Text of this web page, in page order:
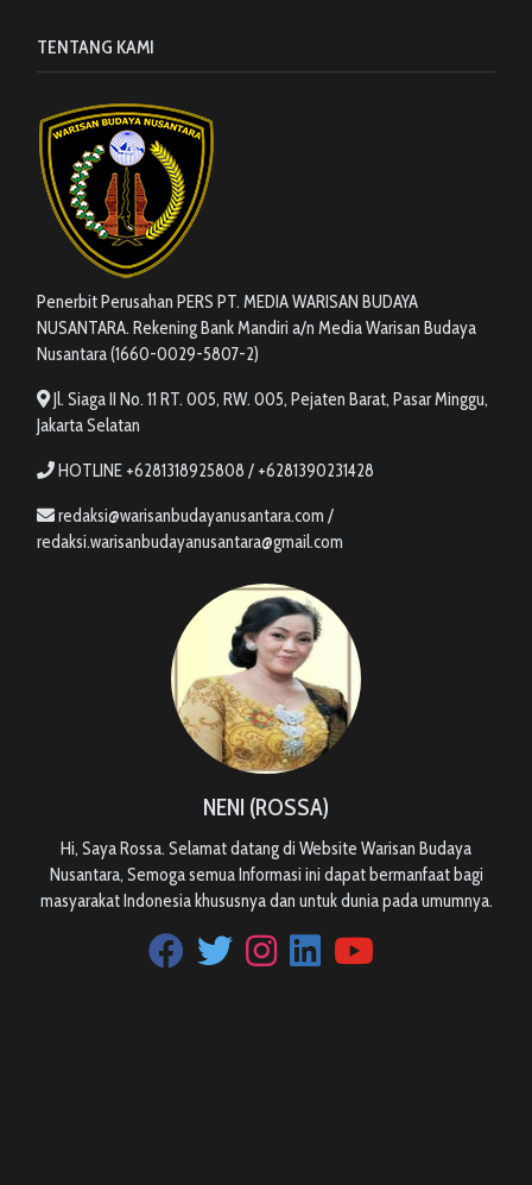
TENTANG KAMI
Penerbit Perusahan PERS PT. MEDIA WARISAN BUDAYA
NUSANTARA. Rekening Bank Mandiri a/n Media Warisan Budaya
Nusantara (1660-0029-5807-2)
Jl. Siaga II No. 11 RT. 005, RW. 005, Pejaten Barat, Pasar Minggu,
Jakarta Selatan
HOTLINE +6281318925808 / +6281390231428
redaksi@warisanbudayanusantara.com /
redaksi.warisanbudayanusantara@gmail.com
NENI (ROSSA)
Hi, Saya Rossa. Selamat datang di Website Warisan Budaya
Nusantara, Semoga semua Informasi ini dapat bermanfaat bagi
masyarakat Indonesia khususnya dan untuk dunia pada umumnya.